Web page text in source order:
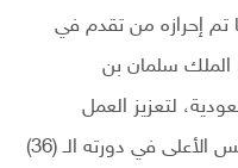
تم إحرازه من تقدم في
الملك سلمان بن
لتعزيز العمل
الخليجي المشترك، التي أقرها المجلس الأعلى في دورته الـ (36)